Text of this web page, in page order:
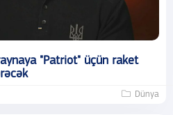
"Patriot" üçün raket
Dünya